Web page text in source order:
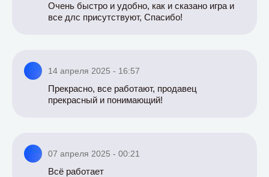
Очень быстро и удобно, как и сказано игра и
все длс присутствуют, Спасибо!
14 апреля 2025 - 16:57
Прекрасно, все работают, продавец
прекрасный и понимающий!
07 апреля 2025 - 00:21
Всё работает